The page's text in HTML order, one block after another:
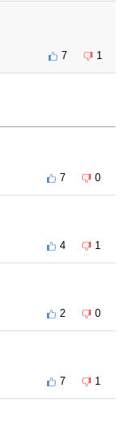
7 1
7 0
4 1
2 0
7 1